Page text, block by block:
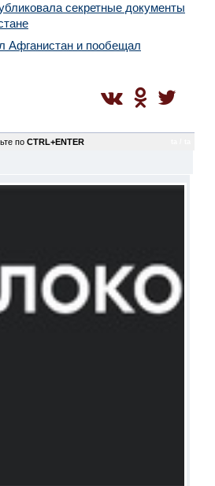
секретные документы
Афганистан и пообещал
по CTRL+ENTER